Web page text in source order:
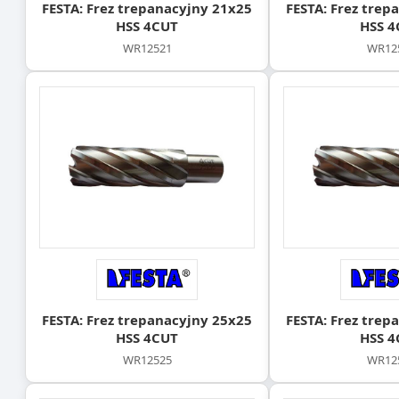
FESTA: Frez trepanacyjny 21x25
HSS 4CUT
WR12521
FESTA: Frez
HSS
FESTA: Frez trepanacyjny 25x25
HSS 4CUT
WR12525
FESTA: Frez
HSS